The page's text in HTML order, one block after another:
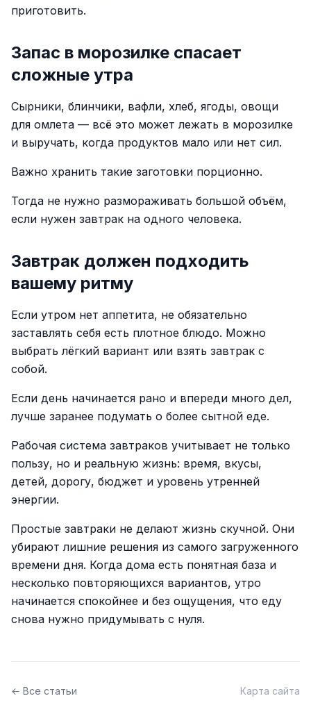
приготовить.
Запас в морозилке спасает
сложные утра
Сырники, блинчики, вафли, хлеб, ягоды, овощи
для омлета — всё это может лежать в морозилке
и выручать, когда продуктов мало или нет сил.
Важно хранить такие заготовки порционно.
Тогда не нужно размораживать большой объём,
если нужен завтрак на одного человека.
Завтрак должен подходить
вашему ритму
Если утром нет аппетита, не обязательно
заставлять себя есть плотное блюдо. Можно
выбрать лёгкий вариант или взять завтрак с
собой.
Если день начинается рано и впереди много дел,
лучше заранее подумать о более сытной еде.
Рабочая система завтраков учитывает не только
пользу, но и реальную жизнь: время, вкусы,
детей, дорогу, бюджет и уровень утренней
энергии.
Простые завтраки не делают жизнь скучной. Они
убирают лишние решения из самого загруженного
времени дня. Когда дома есть понятная база и
несколько повторяющихся вариантов, утро
начинается спокойнее и без ощущения, что еду
снова нужно придумывать с нуля.
← Все статьи Карта сайта